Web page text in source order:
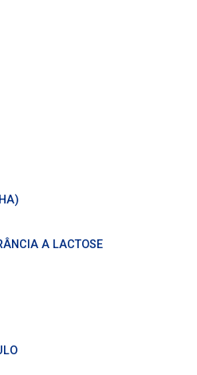
A LACTOSE